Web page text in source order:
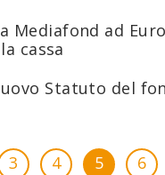
Mediafond ad
cassa
Statuto del
3 4 5 6